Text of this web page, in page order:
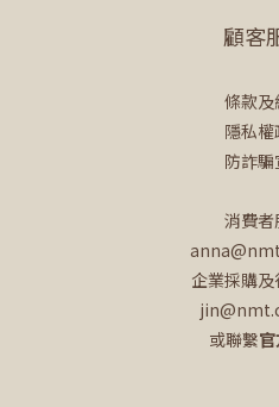
顧客
條款及
隱私
防詐騙
消費者
企業採購
或聯繫